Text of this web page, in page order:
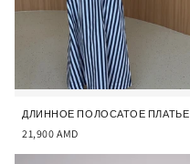
ДЛИННОЕ ПОЛОСАТОЕ ПЛАТЬЕ
21,900 AMD